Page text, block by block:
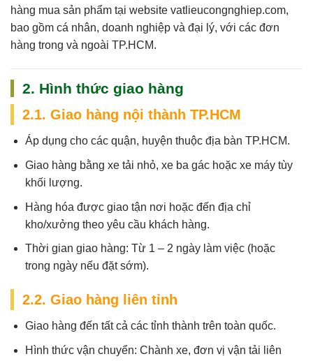
hàng mua sản phẩm tại website vatlieucongnghiep.com,
bao gồm cá nhân, doanh nghiệp và đại lý, với các đơn
hàng trong và ngoài TP.HCM.
2. Hình thức giao hàng
2.1. Giao hàng nội thành TP.HCM
Áp dụng cho các quận, huyện thuộc địa bàn TP.HCM.
Giao hàng bằng xe tải nhỏ, xe ba gác hoặc xe máy tùy
khối lượng.
Hàng hóa được giao tận nơi hoặc đến địa chỉ
kho/xưởng theo yêu cầu khách hàng.
Thời gian giao hàng: Từ 1 – 2 ngày làm việc (hoặc
trong ngày nếu đặt sớm).
2.2. Giao hàng liên tỉnh
Giao hàng đến tất cả các tỉnh thành trên toàn quốc.
Hình thức vận chuyển: Chành xe, đơn vị vận tải liên